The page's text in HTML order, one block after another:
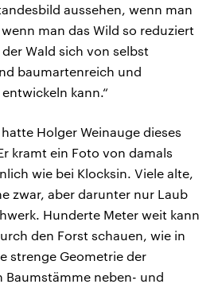
aussehen, wenn man
man das Wild so reduziert
Wald sich von selbst
baumartenreich und
kann.“
Holger Weinauge dieses
kramt ein Foto von damals
wie bei Klocksin. Viele alte,
zwar, aber darunter nur Laub
Hunderte Meter weit kann
den Forst schauen, wie in
strenge Geometrie der
Baumstämme neben- und